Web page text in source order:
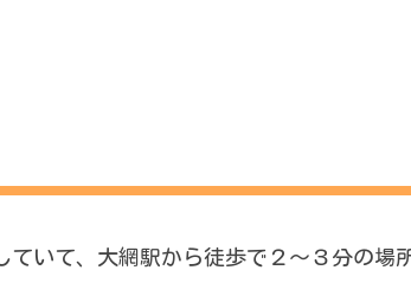
いて、大網駅から徒歩で２〜３分の場